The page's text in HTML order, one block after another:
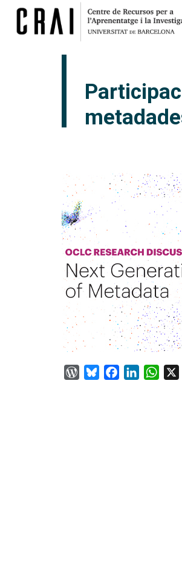
WordPress
BlueskyFacebook
LinkedIn